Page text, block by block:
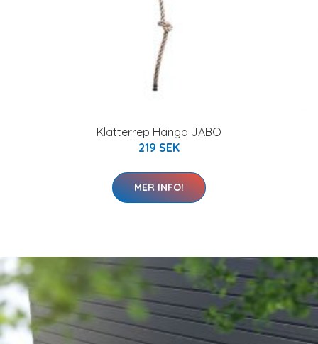
Klätterrep Hänga JABO
219 SEK
MER INFO!